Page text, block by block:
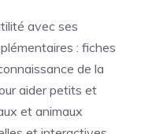
avec ses
: fiches
de la
aider petits et
et animaux